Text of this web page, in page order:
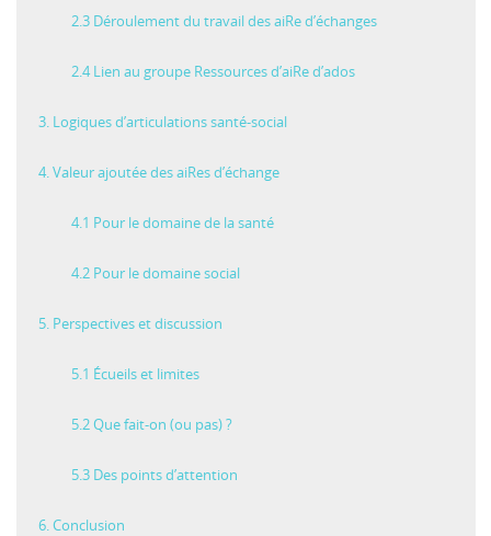
2.3 Déroulement du travail des aiRe d’échanges
2.4 Lien au groupe Ressources d’aiRe d’ados
3. Logiques d’articulations santé-social
4. Valeur ajoutée des aiRes d’échange
4.1 Pour le domaine de la santé
4.2 Pour le domaine social
5. Perspectives et discussion
5.1 Écueils et limites
5.2 Que fait-on (ou pas) ?
5.3 Des points d’attention
6. Conclusion